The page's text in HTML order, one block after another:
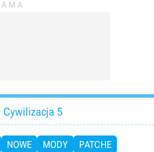
Cywilizacja 5
NOWE MODY
PATCHE